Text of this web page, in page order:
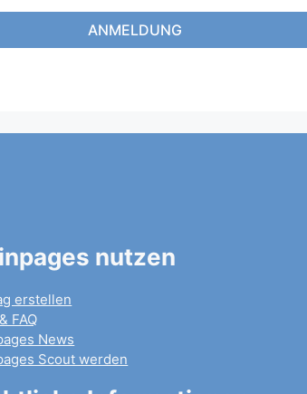
ANMELDUNG
nutzen
erstellen
FAQ
News
Scout werden